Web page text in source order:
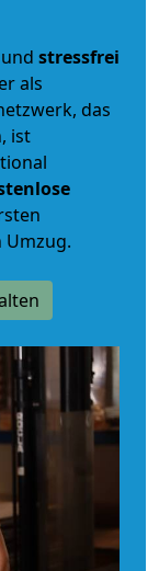
und stressfrei
als
das
ist